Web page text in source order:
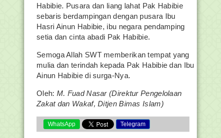
Habibie. Pusara dan liang lahat Pak Habibie
sebaris berdampingan dengan pusara Ibu
Hasri Ainun Habibie, ibu negara pendamping
setia dan cinta abadi Pak Habibie.
Semoga Allah SWT memberikan tempat yang
mulia dan terindah kepada Pak Habibie dan Ibu
Ainun Habibie di surga-Nya.
Oleh: M. Fuad Nasar (Direktur Pengelolaan
Zakat dan Wakaf, Ditjen Bimas Islam)
WhatsApp Telegram